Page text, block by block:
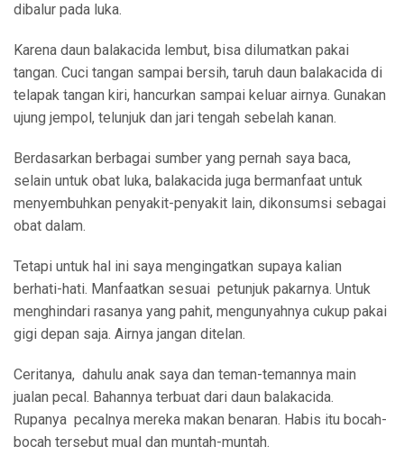
dibalur pada luka.
Karena daun balakacida lembut, bisa dilumatkan pakai
tangan. Cuci tangan sampai bersih, taruh daun balakacida di
telapak tangan kiri, hancurkan sampai keluar airnya. Gunakan
ujung jempol, telunjuk dan jari tengah sebelah kanan.
Berdasarkan berbagai sumber yang pernah saya baca,
selain untuk obat luka, balakacida juga bermanfaat untuk
menyembuhkan penyakit-penyakit lain, dikonsumsi sebagai
obat dalam.
Tetapi untuk hal ini saya mengingatkan supaya kalian
berhati-hati. Manfaatkan sesuai petunjuk pakarnya. Untuk
menghindari rasanya yang pahit, mengunyahnya cukup pakai
gigi depan saja. Airnya jangan ditelan.
Ceritanya, dahulu anak saya dan teman-temannya main
jualan pecal. Bahannya terbuat dari daun balakacida.
Rupanya pecalnya mereka makan benaran. Habis itu bocah-
bocah tersebut mual dan muntah-muntah.